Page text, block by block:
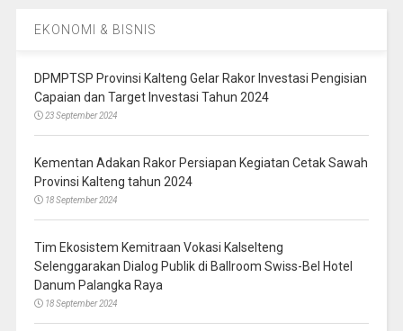
EKONOMI & BISNIS
DPMPTSP Provinsi Kalteng Gelar Rakor Investasi Pengisian
Capaian dan Target Investasi Tahun 2024
23 September 2024
Kementan Adakan Rakor Persiapan Kegiatan Cetak Sawah
Provinsi Kalteng tahun 2024
18 September 2024
Tim Ekosistem Kemitraan Vokasi Kalselteng
Selenggarakan Dialog Publik di Ballroom Swiss-Bel Hotel
Danum Palangka Raya
18 September 2024